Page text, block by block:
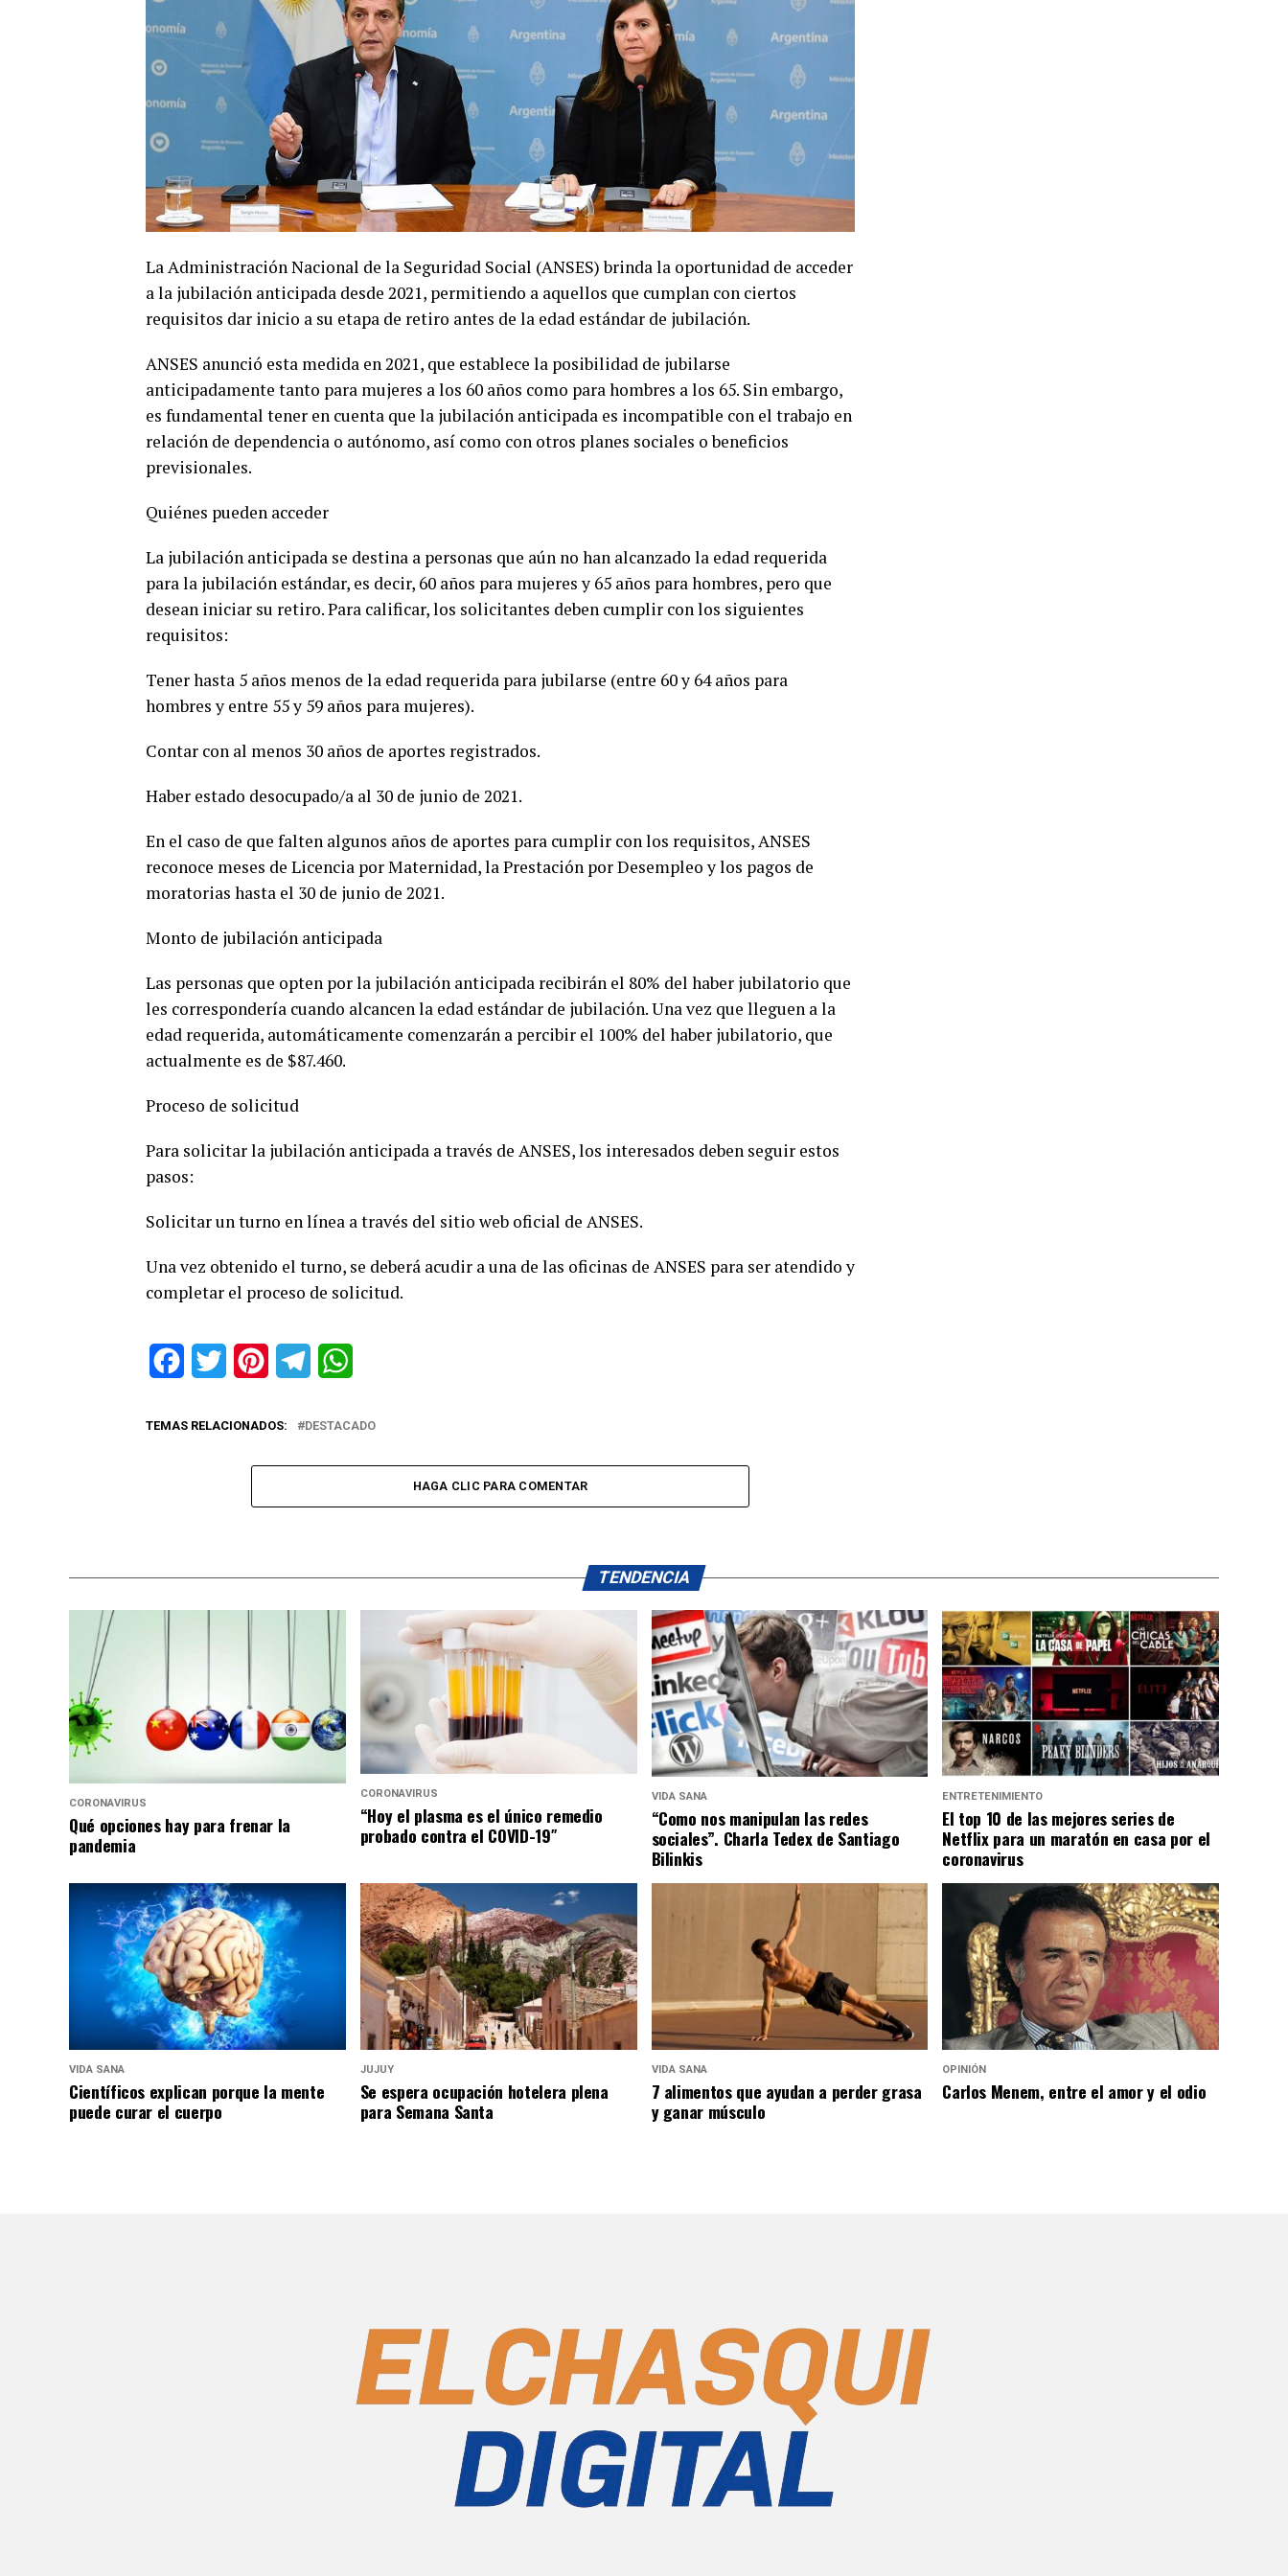
La Administración Nacional de la Seguridad Social (ANSES) brinda la oportunidad de acceder
a la jubilación anticipada desde 2021, permitiendo a aquellos que cumplan con ciertos
requisitos dar inicio a su etapa de retiro antes de la edad estándar de jubilación.
ANSES anunció esta medida en 2021, que establece la posibilidad de jubilarse
anticipadamente tanto para mujeres a los 60 años como para hombres a los 65. Sin embargo,
es fundamental tener en cuenta que la jubilación anticipada es incompatible con el trabajo en
relación de dependencia o autónomo, así como con otros planes sociales o beneficios
previsionales.
Quiénes pueden acceder
La jubilación anticipada se destina a personas que aún no han alcanzado la edad requerida
para la jubilación estándar, es decir, 60 años para mujeres y 65 años para hombres, pero que
desean iniciar su retiro. Para calificar, los solicitantes deben cumplir con los siguientes
requisitos:
Tener hasta 5 años menos de la edad requerida para jubilarse (entre 60 y 64 años para
hombres y entre 55 y 59 años para mujeres).
Contar con al menos 30 años de aportes registrados.
Haber estado desocupado/a al 30 de junio de 2021.
En el caso de que falten algunos años de aportes para cumplir con los requisitos, ANSES
reconoce meses de Licencia por Maternidad, la Prestación por Desempleo y los pagos de
moratorias hasta el 30 de junio de 2021.
Monto de jubilación anticipada
Las personas que opten por la jubilación anticipada recibirán el 80% del haber jubilatorio que
les correspondería cuando alcancen la edad estándar de jubilación. Una vez que lleguen a la
edad requerida, automáticamente comenzarán a percibir el 100% del haber jubilatorio, que
actualmente es de $87.460.
Proceso de solicitud
Para solicitar la jubilación anticipada a través de ANSES, los interesados deben seguir estos
pasos:
Solicitar un turno en línea a través del sitio web oficial de ANSES.
Una vez obtenido el turno, se deberá acudir a una de las oficinas de ANSES para ser atendido y
completar el proceso de solicitud.
FacebookTwitter PinterestTelegram
TEMAS RELACIONADOS: DESTACADO
HAGA CLIC PARA COMENTAR
TENDENCIA
CORONAVIRUS
Qué opciones hay para frenar la
pandemia
CORONAVIRUS
“Hoy el plasma es el único remedio
probado contra el COVID-19″
VIDA SANA
“Como nos manipulan las redes
sociales”. Charla Tedex de Santiago
Bilinkis
ENTRETENIMIENTO
El top 10 de las mejores series de
Netflix para un maratón en casa por el
coronavirus
VIDA SANA
Científicos explican porque la mente
puede curar el cuerpo
JUJUY
Se espera ocupación hotelera plena
para Semana Santa
VIDA SANA
7 alimentos que ayudan a perder grasa
y ganar músculo
OPINIÓN
Carlos Menem, entre el amor y el odio